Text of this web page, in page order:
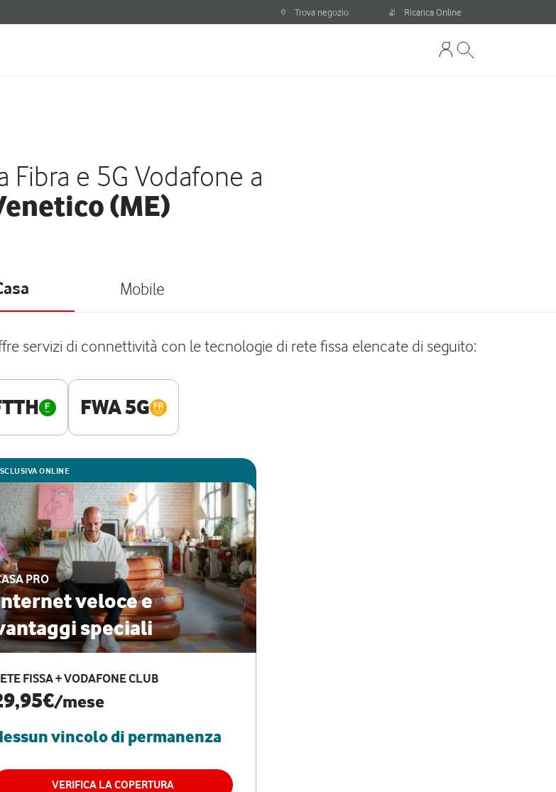
Trova negozio Ricarica Online
Fibra e 5G Vodafone a
(ME)
Mobile
servizi di connettività con le tecnologie di rete fissa elencate di seguito:
FWA 5G
ONLINE
PRO
veloce e
speciali
FISSA + VODAFONE CLUB
/mese
vincolo di permanenza
VERIFICA LA COPERTURA